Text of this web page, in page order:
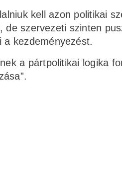
kell azon politikai
szervezeti szinten
a kezdeményezést.
a pártpolitikai logika